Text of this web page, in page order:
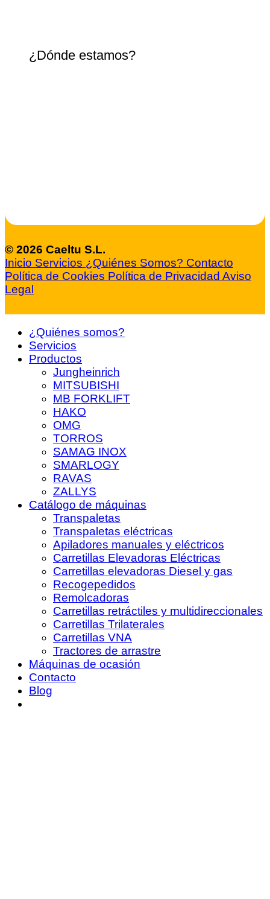
¿Dónde estamos?
© 2026 Caeltu S.L.
Inicio Servicios ¿Quiénes Somos? Contacto
Política de Cookies Política de Privacidad Aviso
Legal
¿Quiénes somos?
Servicios
Productos
Jungheinrich
MITSUBISHI
MB FORKLIFT
HAKO
OMG
TORROS
SAMAG INOX
SMARLOGY
RAVAS
ZALLYS
Catálogo de máquinas
Transpaletas
Transpaletas eléctricas
Apiladores manuales y eléctricos
Carretillas Elevadoras Eléctricas
Carretillas elevadoras Diesel y gas
Recogepedidos
Remolcadoras
Carretillas retráctiles y multidireccionales
Carretillas Trilaterales
Carretillas VNA
Tractores de arrastre
Máquinas de ocasión
Contacto
Blog